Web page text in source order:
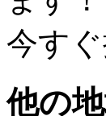
今す
他の